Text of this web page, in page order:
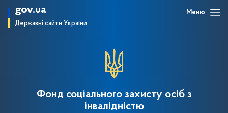
gov.ua
Державні сайти України
Меню
Фонд соціального захисту осіб з
інвалідністю